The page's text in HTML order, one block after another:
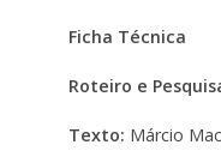
Ficha Técnica
Roteiro e
Texto: Márcio